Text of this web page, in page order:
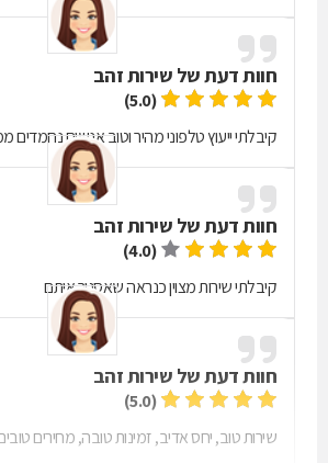
חוות דעת של שירות זהב
(5.0)
קיבלתי ייעוץ טלפוני מהיר וטוב אנשים נחמדים
חוות דעת של שירות זהב
(4.0)
קיבלתי שירות מצוין כנראה שאסגור איתם
חוות דעת של שירות זהב
(5.0)
שירות טוב, יחס אדיב, זמינות טובה, מחירים